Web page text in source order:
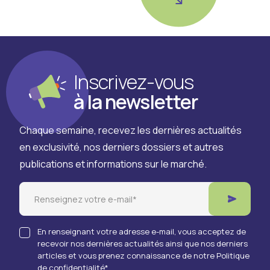
animés par la CGF sur le sujet des emballages de la
restauration (REP ER) et des emballages industriels
Réglementation sur
l'énergie
Accompagnement énergétique et mise en
conformité Décret tertiaire.
Décarbonation
Un enjeu majeur pour toute la filière du transport et
Inscrivez-vous
à la newsletter
Chaque semaine, recevez les dernières actualités
en exclusivité, nos derniers dossiers et autres
publications et informations sur le marché.
Email
En renseignant votre adresse e-mail, vous acceptez de
recevoir nos dernières actualités ainsi que nos derniers
articles et vous prenez connaissance de notre Politique
de confidentialité*